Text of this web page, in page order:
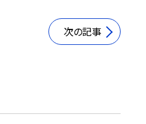
次の記事